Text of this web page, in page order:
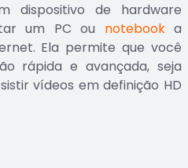
dispositivo de hardware
um PC ou notebooka
Ela permite que você
rápida e avançada, seja
vídeos em definição HD